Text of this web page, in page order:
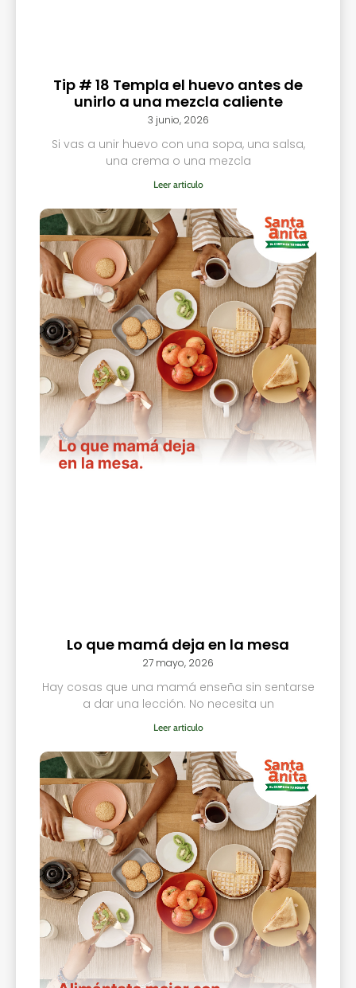
Tip # 18 Templa el huevo antes de
unirlo a una mezcla caliente
3 junio, 2026
Si vas a unir huevo con una sopa, una salsa,
una crema o una mezcla
Leer articulo
Lo que mamá deja en la mesa
27 mayo, 2026
Hay cosas que una mamá enseña sin sentarse
a dar una lección. No necesita un
Leer articulo